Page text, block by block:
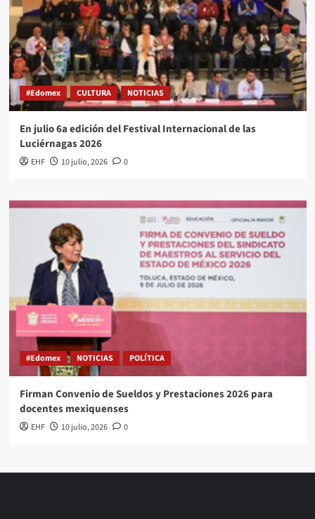
#Edomex CULTURA NOTICIAS
En julio 6a edición del Festival Internacional de las
Luciérnagas 2026
EHF 10 julio, 2026 0
#Edomex NOTICIAS POLÍTICA
Firman Convenio de Sueldos y Prestaciones 2026 para
docentes mexiquenses
EHF 10 julio, 2026 0